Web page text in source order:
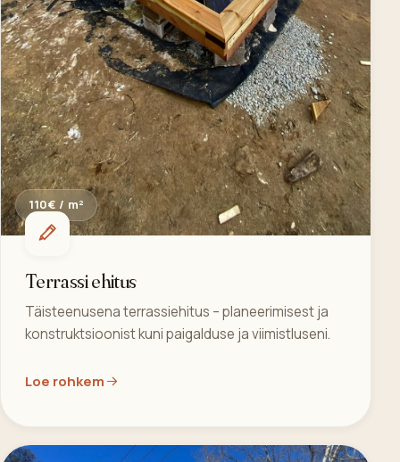
110€ / m²
Terrassi ehitus
Täisteenusena terrassiehitus – planeerimisest ja
konstruktsioonist kuni paigalduse ja viimistluseni.
Loe rohkem